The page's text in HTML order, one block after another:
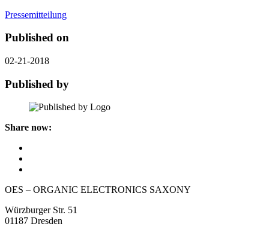
Pressemitteilung
Published on
02-21-2018
Published by
Share now:
OES – ORGANIC ELECTRONICS SAXONY
Würzburger Str. 51
01187 Dresden